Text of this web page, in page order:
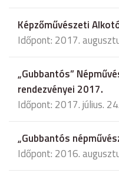
Képzőművészeti
Időpont: 2017.
„Gubbantós”
rendezvényei 2017.
Időpont: 2017. július. 24.
„Gubbantós
Időpont: 2016.